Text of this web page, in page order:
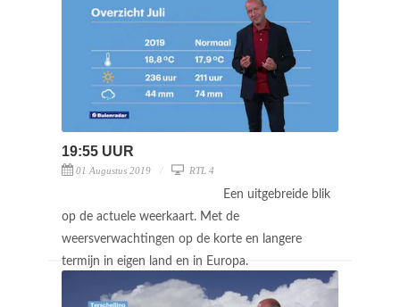
19:55 UUR
01 Augustus 2019 RTL 4
Een uitgebreide blik
op de actuele weerkaart. Met de
weersverwachtingen op de korte en langere
termijn in eigen land en in Europa.